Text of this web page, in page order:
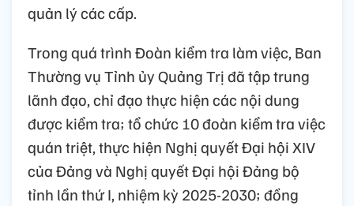
quản lý các cấp.
Trong quá trình Đoàn kiểm tra làm việc, Ban
Thường vụ Tỉnh ủy Quảng Trị đã tập trung
lãnh đạo, chỉ đạo thực hiện các nội dung
được kiểm tra; tổ chức 10 đoàn kiểm tra việc
quán triệt, thực hiện Nghị quyết Đại hội XIV
của Đảng và Nghị quyết Đại hội Đảng bộ
tỉnh lần thứ I, nhiệm kỳ 2025-2030; đồng